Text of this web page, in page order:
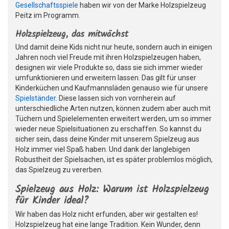
Gesellschaftsspiele haben wir von der Marke Holzspielzeug
Peitz im Programm.
Holzspielzeug, das mitwächst
Und damit deine Kids nicht nur heute, sondern auch in einigen
Jahren noch viel Freude mit ihren Holzspielzeugen haben,
designen wir viele Produkte so, dass sie sich immer wieder
umfunktionieren und erweitern lassen. Das gilt für unser
Kinderküchen und Kaufmannsläden genauso wie für unsere
Spielständer. Diese lassen sich von vornherein auf
unterschiedliche Arten nutzen, können zudem aber auch mit
Tüchern und Spielelementen erweitert werden, um so immer
wieder neue Spielsituationen zu erschaffen. So kannst du
sicher sein, dass deine Kinder mit unserem Spielzeug aus
Holz immer viel Spaß haben. Und dank der langlebigen
Robustheit der Spielsachen, ist es später problemlos möglich,
das Spielzeug zu vererben.
Spielzeug aus Holz: Warum ist Holzspielzeug
für Kinder ideal?
Wir haben das Holz nicht erfunden, aber wir gestalten es!
Holzspielzeug hat eine lange Tradition. Kein Wunder, denn